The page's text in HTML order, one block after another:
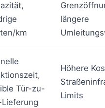
km
längere
Tür-zu-
Höhere
Limits